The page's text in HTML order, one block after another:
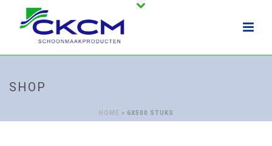
SHOP
HOME » 6X500 STUKS